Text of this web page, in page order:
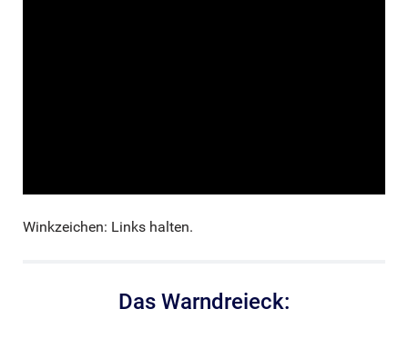
Winkzeichen: Links halten.
Das Warndreieck: